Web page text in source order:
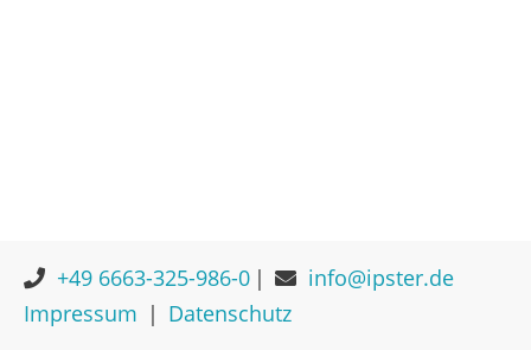
+49 6663-325-986-0
info@ipster.de
Impressum
Datenschutz